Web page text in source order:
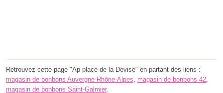
Retrouvez cette page "Ap place de la Devise" en partant des liens :
magasin de bonbons Auvergne-Rhône-Alpes, magasin de bonbons 42,
magasin de bonbons Saint-Galmier.